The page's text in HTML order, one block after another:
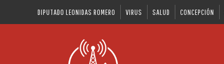
DIPUTADO LEONIDAS ROMERO VIRUS SALUD CONCEPCIÓN